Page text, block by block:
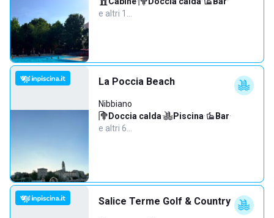
e altri 1…
La Poccia Beach
Nibbiano
Doccia calda· Piscina· Bar·
e altri 6…
Salice Terme Golf & Country